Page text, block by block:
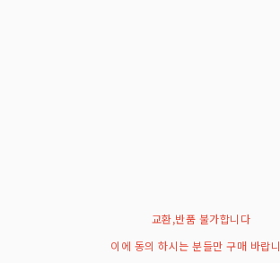
교환,반품 불가합니다
이에 동의 하시는 분들만 구매 바랍